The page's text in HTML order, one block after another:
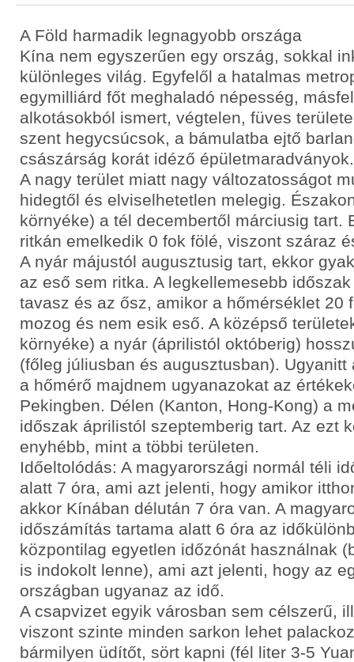
A Föld harmadik legnagyobb országa
Kína nem egyszerűen egy ország, sokkal
különleges világ. Egyfelől a hatalmas
egymilliárd főt meghaladó népesség,
alkotásokból ismert, végtelen, füves
szent hegycsúcsok, a bámulatba ejtő
császárság korát idéző épületmaradványok.
A nagy terület miatt nagy változatosságot
hidegtől és elviselhetetlen melegig.
környéke) a tél decembertől márciusig tart.
ritkán emelkedik 0 fok fölé, viszont száraz
A nyár májustól augusztusig tart, ekkor
az eső sem ritka. A legkellemesebb
tavasz és az ősz, amikor a hőmérséklet 20
mozog és nem esik eső. A középső
környéke) a nyár (áprilistól októberig)
(főleg júliusban és augusztusban). Ugyanitt
a hőmérő majdnem ugyanazokat az
Pekingben. Délen (Kanton, Hong-Kong) a
időszak áprilistól szeptemberig tart. Az ezt
enyhébb, mint a többi területen.
Időeltolódás: A magyarországi normál téli
alatt 7 óra, ami azt jelenti, hogy amikor
akkor Kínában délután 7 óra van. A
időszámítás tartama alatt 6 óra az
központilag egyetlen időzónát használnak
is indokolt lenne), ami azt jelenti, hogy az
országban ugyanaz az idő.
A csapvizet egyik városban sem célszerű,
viszont szinte minden sarkon lehet
bármilyen üdítőt, sört kapni (fél liter 3-5